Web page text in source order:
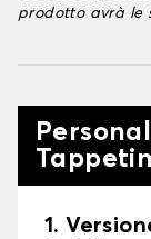
prodotto avrà le
1.